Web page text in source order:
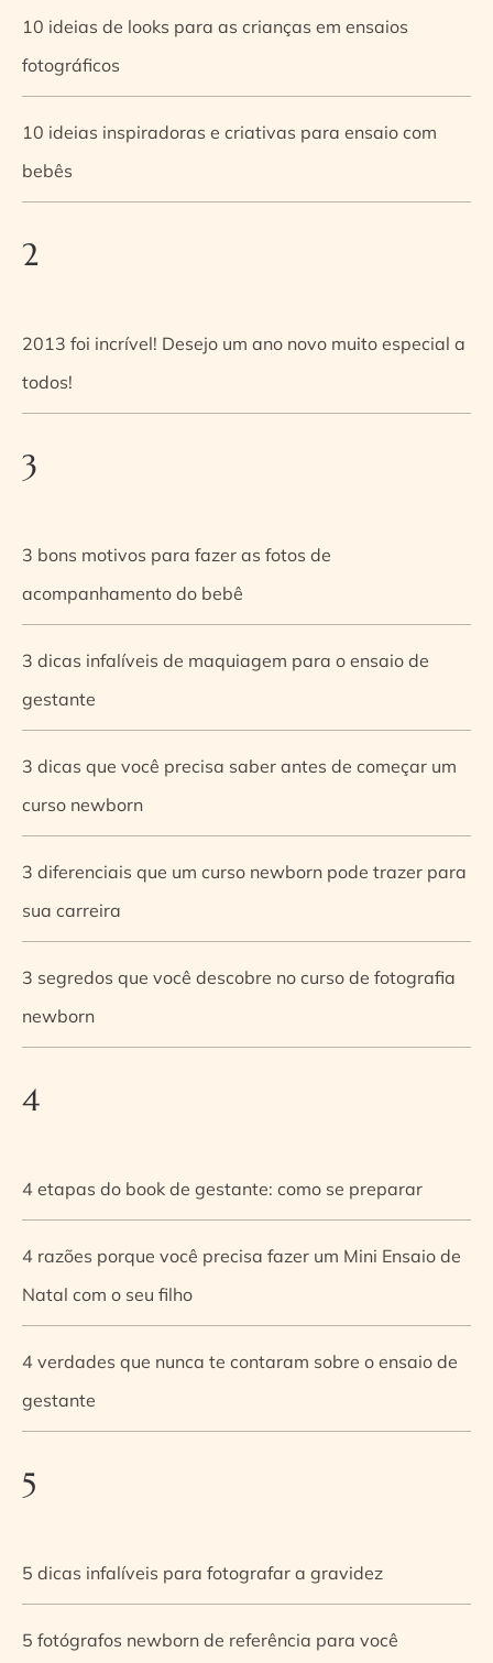
10 ideias de looks para as crianças em ensaios
fotográficos
10 ideias inspiradoras e criativas para ensaio com
bebês
2
2013 foi incrível! Desejo um ano novo muito especial a
todos!
3
3 bons motivos para fazer as fotos de
acompanhamento do bebê
3 dicas infalíveis de maquiagem para o ensaio de
gestante
3 dicas que você precisa saber antes de começar um
curso newborn
3 diferenciais que um curso newborn pode trazer para
sua carreira
3 segredos que você descobre no curso de fotografia
newborn
4
4 etapas do book de gestante: como se preparar
4 razões porque você precisa fazer um Mini Ensaio de
Natal com o seu filho
4 verdades que nunca te contaram sobre o ensaio de
gestante
5
5 dicas infalíveis para fotografar a gravidez
5 fotógrafos newborn de referência para você